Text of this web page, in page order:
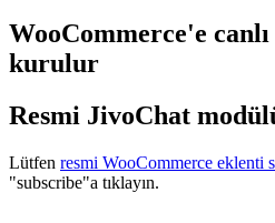
WooCommerce'e canlı
kurulur
Resmi JivoChat
Lütfen resmi WooCommerce eklenti
"subscribe"a tıklayın.